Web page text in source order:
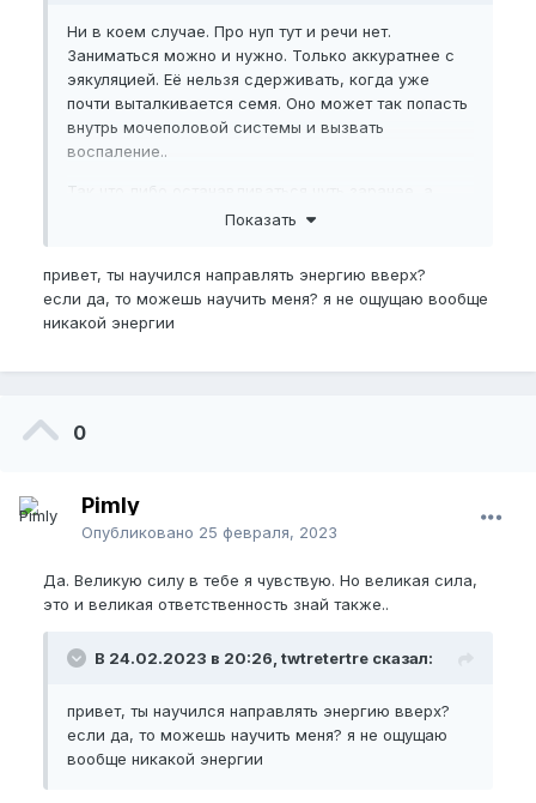
Ни в коем случае. Про нуп тут и речи нет.
Заниматься можно и нужно. Только аккуратнее с
эякуляцией. Еë нельзя сдерживать, когда уже
почти выталкивается семя. Оно может так попасть
внутрь мочеполовой системы и вызвать
воспаление..
если уже чувствуешь, что почти пошло, то уж
Я про это.
Показать
привет, ты научился направлять энергию вверх?
если да, то можешь научить меня? я не ощущаю вообще
никакой энергии
0
Pimly
Опубликовано 25 февраля, 2023
Да. Великую силу в тебе я чувствую. Но великая сила,
это и великая ответственность знай также..
В 24.02.2023 в 20:26, twtretertre сказал:
привет, ты научился направлять энергию вверх?
если да, то можешь научить меня? я не ощущаю
вообще никакой энергии